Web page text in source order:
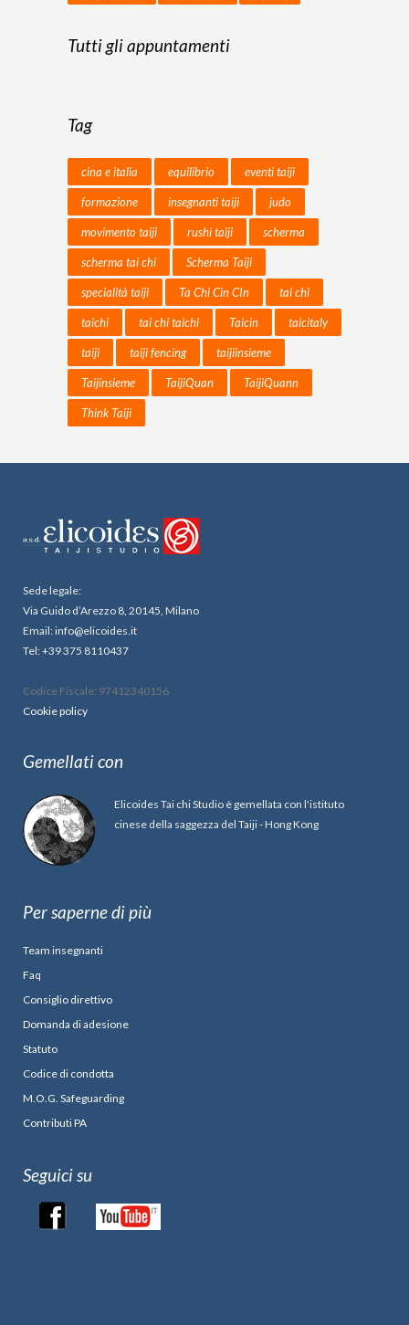
Tutti gli appuntamenti
Tag
cina e italia equilibrio eventi taiji
formazione insegnanti taiji judo
movimento taiji rushi taiji scherma
scherma tai chi Scherma Taiji
specialità taiji Ta Chi Cin CIn tai chi
taichi tai chi taichi Taicin taicitaly
taiji taiji fencing taijiinsieme
Taijinsieme TaijiQuan TaijiQuann
Think Taiji
Sede legale:
Via Guido d’Arezzo 8, 20145, Milano
Email: info@elicoides.it
Tel: +39 375 8110437
Codice Fiscale: 97412340156
Cookie policy
Gemellati con
Elicoides Tai chi Studio è gemellata con l'istituto
cinese della saggezza del Taiji - Hong Kong
Per saperne di più
Team insegnanti
Faq
Consiglio direttivo
Domanda di adesione
Statuto
Codice di condotta
M.O.G. Safeguarding
Contributi PA
Seguici su